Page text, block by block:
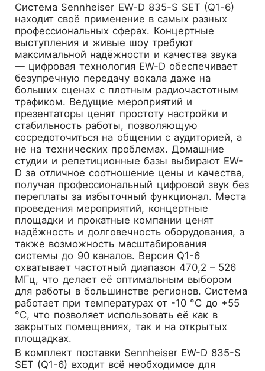
Система Sennheiser EW-D 835-S SET (Q1-6)
находит своё применение в самых разных
профессиональных сферах. Концертные
выступления и живые шоу требуют
максимальной надёжности и качества звука
— цифровая технология EW-D обеспечивает
безупречную передачу вокала даже на
больших сценах с плотным радиочастотным
трафиком. Ведущие мероприятий и
презентаторы ценят простоту настройки и
стабильность работы, позволяющую
сосредоточиться на общении с аудиторией, а
не на технических проблемах. Домашние
студии и репетиционные базы выбирают EW-
D за отличное соотношение цены и качества,
получая профессиональный цифровой звук без
переплаты за избыточный функционал. Места
проведения мероприятий, концертные
площадки и прокатные компании ценят
надёжность и долговечность оборудования, а
также возможность масштабирования
системы до 90 каналов. Версия Q1-6
охватывает частотный диапазон 470,2 – 526
МГц, что делает её оптимальным выбором
для работы в большинстве регионов. Система
работает при температурах от -10 °C до +55
°C, что позволяет использовать её как в
закрытых помещениях, так и на открытых
площадках.
В комплект поставки Sennheiser EW-D 835-S
SET (Q1-6) входит всё необходимое для